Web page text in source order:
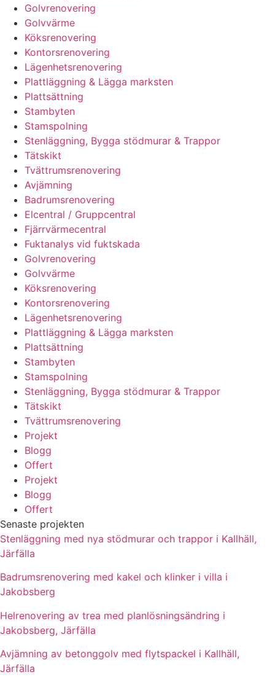
Golvrenovering
Golvvärme
Köksrenovering
Kontorsrenovering
Lägenhetsrenovering
Plattläggning & Lägga marksten
Plattsättning
Stambyten
Stamspolning
Stenläggning, Bygga stödmurar & Trappor
Tätskikt
Tvättrumsrenovering
Avjämning
Badrumsrenovering
Elcentral / Gruppcentral
Fjärrvärmecentral
Fuktanalys vid fuktskada
Golvrenovering
Golvvärme
Köksrenovering
Kontorsrenovering
Lägenhetsrenovering
Plattläggning & Lägga marksten
Plattsättning
Stambyten
Stamspolning
Stenläggning, Bygga stödmurar & Trappor
Tätskikt
Tvättrumsrenovering
Projekt
Blogg
Offert
Projekt
Blogg
Offert
Senaste projekten
Stenläggning med nya stödmurar och trappor i Kallhäll,
Järfälla
Badrumsrenovering med kakel och klinker i villa i
Jakobsberg
Helrenovering av trea med planlösningsändring i
Jakobsberg, Järfälla
Avjämning av betonggolv med flytspackel i Kallhäll,
Järfälla